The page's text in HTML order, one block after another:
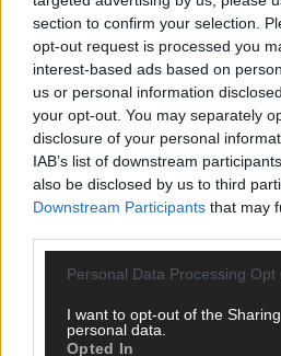
section to confirm your selection.
opt-out request is processed you
interest-based ads based on
us or personal information
your opt-out. You may separately
disclosure of your personal
IAB’s list of downstream
also be disclosed by us to third
Downstream Participants that may
Personal Data Processing Opt
I want to opt-out of the
personal data.
Opted In